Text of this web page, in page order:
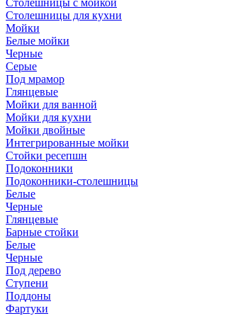
Столешницы с мойкой
Столешницы для кухни
Мойки
Белые мойки
Черные
Серые
Под мрамор
Глянцевые
Мойки для ванной
Мойки для кухни
Мойки двойные
Интегрированные мойки
Стойки ресепшн
Подоконники
Подоконники-столешницы
Белые
Черные
Глянцевые
Барные стойки
Белые
Черные
Под дерево
Ступени
Поддоны
Фартуки